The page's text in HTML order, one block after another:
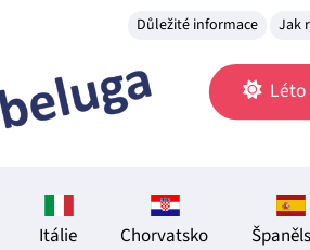
Důležité informace Jak
Léto
Itálie Chorvatsko